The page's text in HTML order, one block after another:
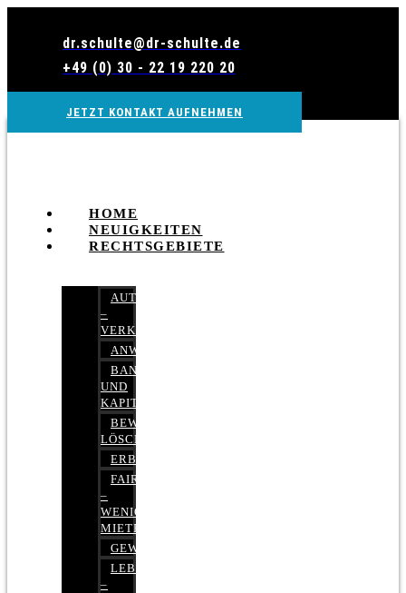
dr.schulte@dr-schulte.de
+49 (0) 30 - 22 19 220 20
JETZT KONTAKT AUFNEHMEN
HOME
NEUIGKEITEN
RECHTSGEBIETE
AUTOBETRUG
–
VERKEHRSRECHT
ANWALTSHAFTUNGSRECHT
BANK-
UND
KAPITALMARKTRECHT
BEWERTUNGEN
LÖSCHEN
ERBRECHT
FAIRMIETEN
–
WENIGER
MIETE
GEWERBERECHT
LEBENSVERSICHERUNG
–